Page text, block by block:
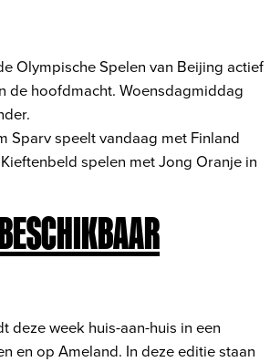
Olympische Spelen van Beijing actief
de hoofdmacht. Woensdagmiddag
Sparv speelt vandaag met Finland
spelen met Jong Oranje in
deze week huis-aan-huis in een
en op Ameland. In deze editie staan